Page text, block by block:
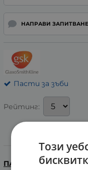
НАПРАВИ ЗАПИТВАНЕ
Пасти за зъби
Рейтинг:
ПАСТА ЗА ЗЪБИ
Този